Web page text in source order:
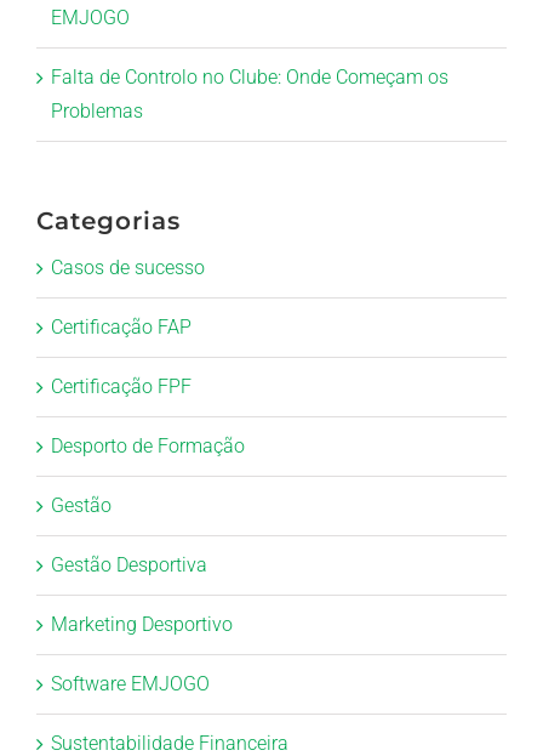
EMJOGO
Falta de Controlo no Clube: Onde Começam os
Problemas
Categorias
Casos de sucesso
Certificação FAP
Certificação FPF
Desporto de Formação
Gestão
Gestão Desportiva
Marketing Desportivo
Software EMJOGO
Sustentabilidade Financeira